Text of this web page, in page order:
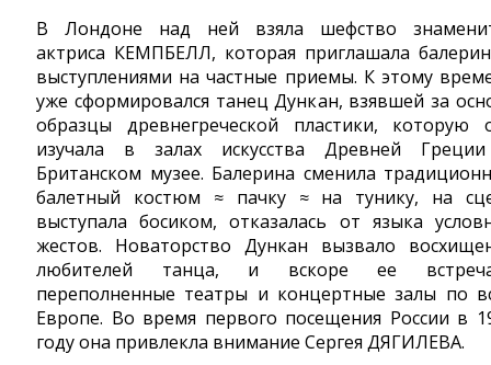
В Лондоне над ней взяла шефство
актриса КЕМПБЕЛЛ, которая приглашала
выступлениями на частные приемы. К этому
уже сформировался танец Дункан, взявшей за
образцы древнегреческой пластики, которую
изучала в залах искусства Древней
Британском музее. Балерина сменила
балетный костюм ≈ пачку ≈ на тунику, на
выступала босиком, отказалась от языка
жестов. Новаторство Дункан вызвало
любителей танца, и вскоре ее
переполненные театры и концертные залы по
Европе. Во время первого посещения России в
году она привлекла внимание Сергея ДЯГИЛЕВА.